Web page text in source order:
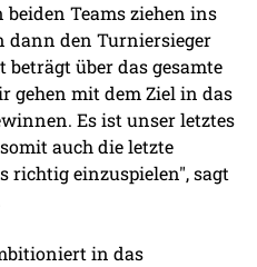
beiden Teams ziehen ins
dann den Turniersieger
beträgt über das gesamte
gehen mit dem Ziel in das
Es ist unser letztes
auch die letzte
richtig einzuspielen", sagt
in das